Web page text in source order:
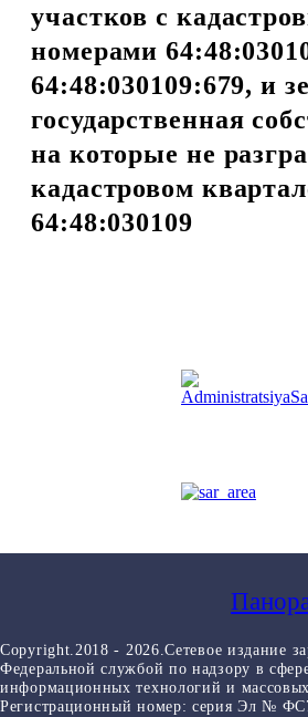
участков с
номерами
64:48:030109:679, и
государственная
на которые не
кадастровом
64:48:030109
Copyright.2018 - 2026.Сетевое издание
Федеральной службой по надзору в
информационных технологий и
Регистрационный номер: серия Эл №